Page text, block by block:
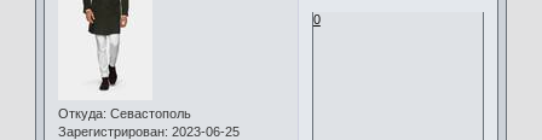
Откуда: Севастополь
Зарегистрирован: 2023-06-25
0